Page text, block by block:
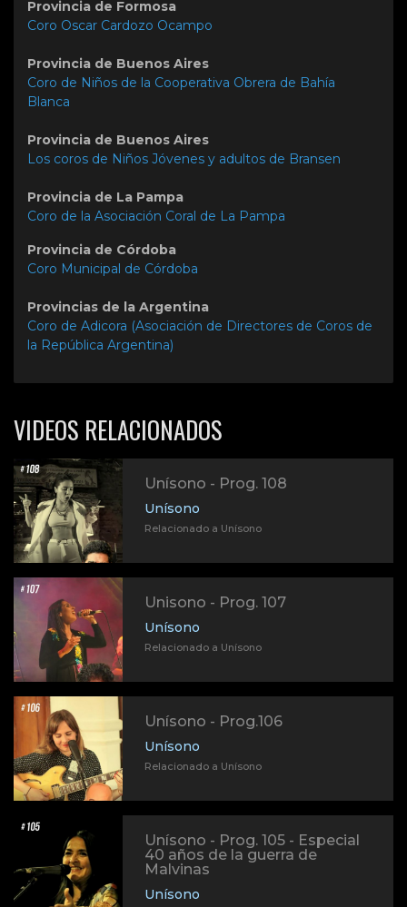
Provincia de Formosa
Coro Oscar Cardozo Ocampo
Provincia de Buenos Aires
Coro de Niños de la Cooperativa Obrera de Bahía
Blanca
Provincia de Buenos Aires
Los coros de Niños Jóvenes y adultos de Bransen
Provincia de La Pampa
Coro de la Asociación Coral de La Pampa
Provincia de Córdoba
Coro Municipal de Córdoba
Provincias de la Argentina
Coro de Adicora (Asociación de Directores de Coros de
la República Argentina)
VIDEOS RELACIONADOS
Unísono - Prog. 108
Unísono
Relacionado a Unísono
Unisono - Prog. 107
Unísono
Relacionado a Unísono
Unísono - Prog.106
Unísono
Relacionado a Unísono
Unísono - Prog. 105 - Especial
40 años de la guerra de
Malvinas
Unísono